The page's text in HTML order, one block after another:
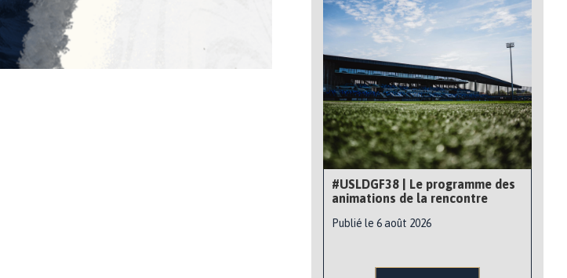
#USLDGF38 | Le programme des
animations de la rencontre
Publié le 6 août 2026